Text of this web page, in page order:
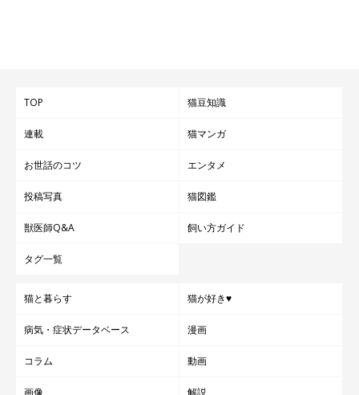
TOP 猫豆知識
連載 猫マンガ
お世話のコツ エンタメ
投稿写真 猫図鑑
獣医師Q&A 飼い方ガイド
タグ一覧
猫と暮らす 猫が好き♥
病気・症状データベース 漫画
コラム 動画
画像 解説